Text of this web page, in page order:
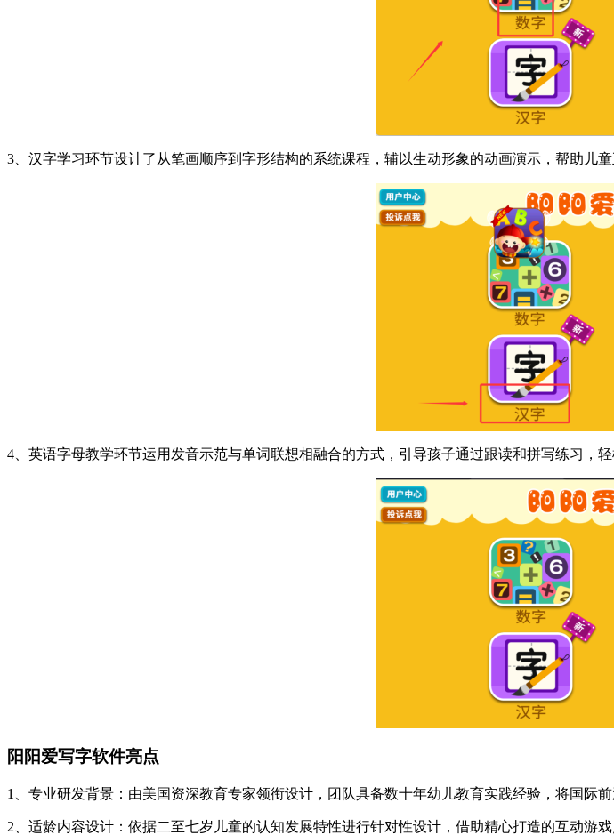
3、汉字学习环节设计了从笔画顺序到字形结构的系统课程，辅以生动形象的动画演示，帮助儿童
4、英语字母教学环节运用发音示范与单词联想相融合的方式，引导孩子通过跟读和拼写练习，
阳阳爱写字软件亮点
1、专业研发背景：由美国资深教育专家领衔设计，团队具备数十年幼儿教育实践经验，将国际
2、适龄内容设计：依据二至七岁儿童的认知发展特性进行针对性设计，借助精心打造的互动游